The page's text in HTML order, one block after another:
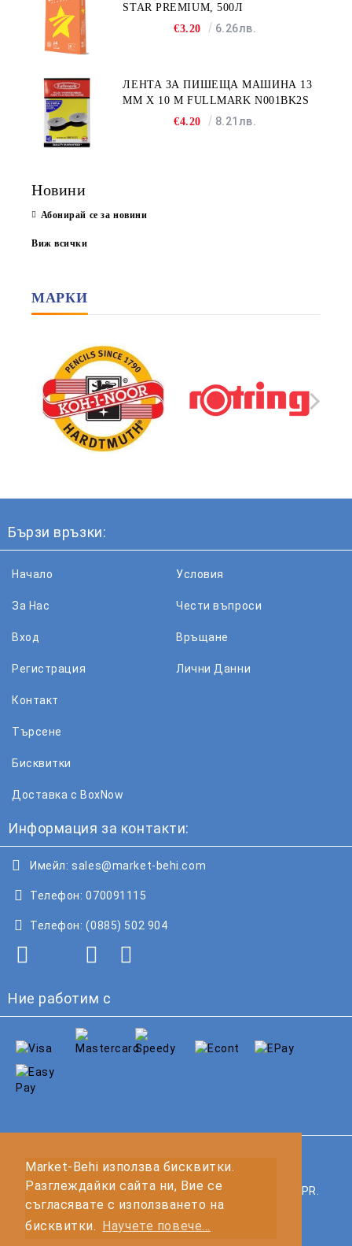
Market-Behi използва бисквитки.
Разглеждайки сайта ни, Вие се
съгласявате с използването на
бисквитки.
Научете повече...
STAR PREMIUM, 500Л
€3.20
6.26лв.
ЛЕНТА ЗА ПИШЕЩА МАШИНА 13
MM X 10 M FULLMARK N001BK2S
€4.20
8.21лв.
Новини
Абонирай се за новини
Виж всички
МАРКИ
Бързи връзки:
Начало
За Нас
Вход
Регистрация
Условия
Чести въпроси
Връщане
Лични Данни
Контакт
Търсене
Бисквитки
Доставка с BoxNow
Информация за контакти:
Имейл: sales@market-behi.com
Телефон: 070091115
Телефон: (0885) 502 904
Ние работим с
Нашият онлайн магазин е 100% съобразен с GDPR.